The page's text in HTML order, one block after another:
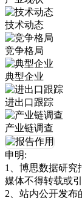
技术动态
竞争格局
典型企业
进出口跟踪
产业链调查
申明:
1、博思数据研
媒体不得转载或
2、站内公开发